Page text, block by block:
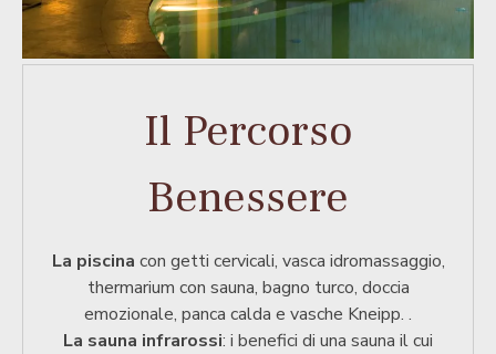
Il Percorso
Benessere
La piscina con getti cervicali, vasca idromassaggio,
thermarium con sauna, bagno turco, doccia
emozionale, panca calda e vasche Kneipp. .
La sauna infrarossi: i benefici di una sauna il cui